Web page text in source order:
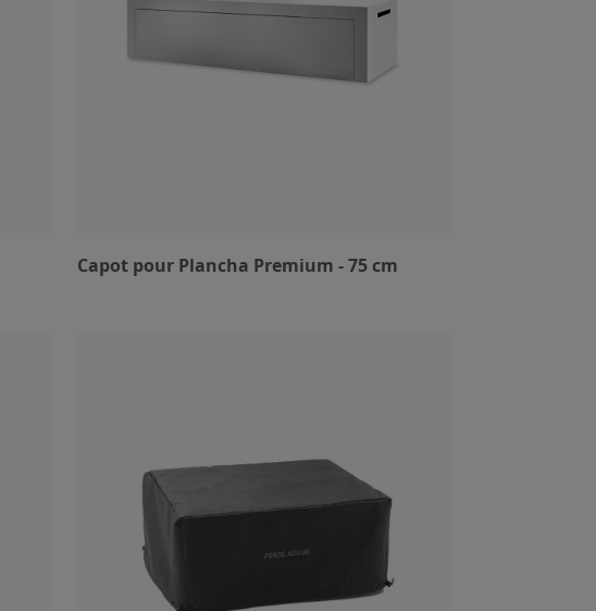
Capot pour Plancha Premium - 75 cm